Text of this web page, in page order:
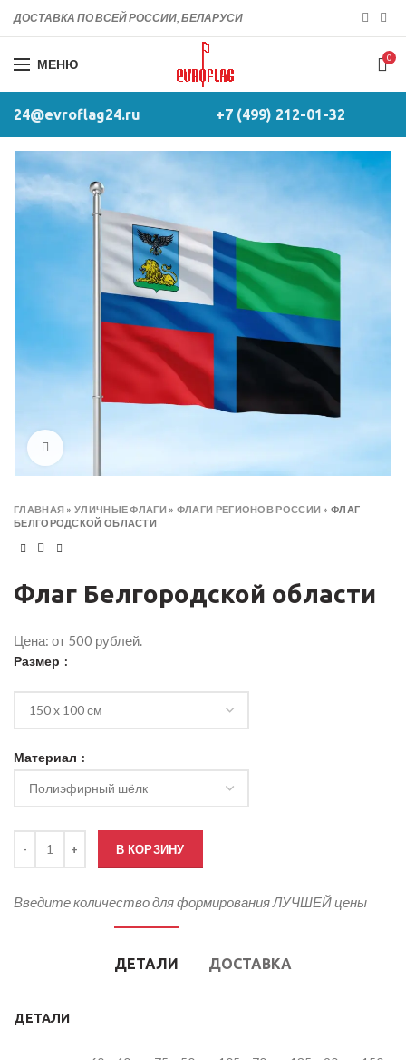
ДОСТАВКА ПО ВСЕЙ РОССИИ, БЕЛАРУСИ
МЕНЮ 0
24@evroflag24.ru +7 (499) 212-01-32
ГЛАВНАЯ »УЛИЧНЫЕ ФЛАГИ » ФЛАГИ РЕГИОНОВ РОССИИ »ФЛАГ
БЕЛГОРОДСКОЙ ОБЛАСТИ
Флаг Белгородской области
Цена: от 500 рублей.
Размер
Материал
В КОРЗИНУ
Введите количество для формирования ЛУЧШЕЙ цены
ДЕТАЛИ ДОСТАВКА
ДЕТАЛИ